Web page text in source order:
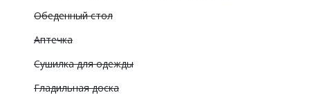
Обеденный стол
Аптечка
Сушилка для одежды
Гладильная доска